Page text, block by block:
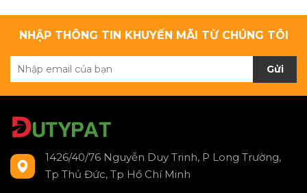
NHẬP THÔNG TIN KHUYẾN MÃI TỪ CHÚNG TÔI
Gửi
1426/40/76 Nguyễn Duy Trinh, P Long Trường,
Tp Thủ Đức, Tp Hồ Chí Minh